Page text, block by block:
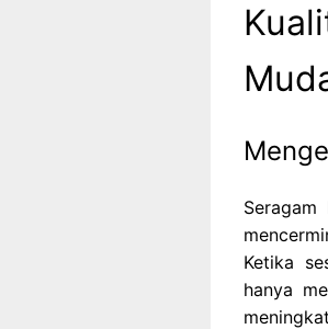
Ketika
hanya